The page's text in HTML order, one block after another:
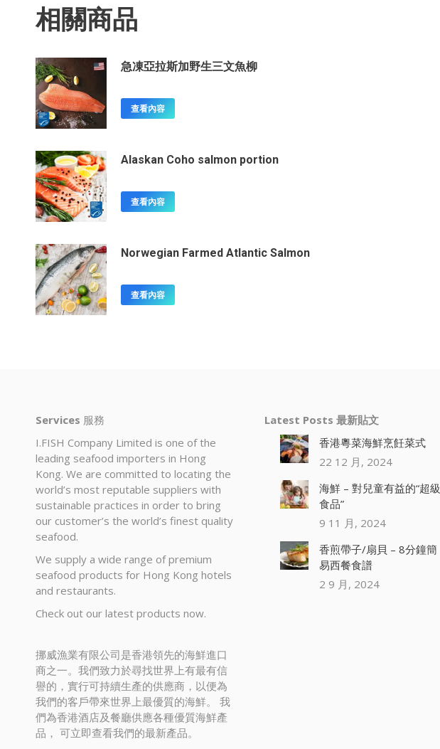
相關商品
急凍亞拉斯加野生三文魚柳
查看內容
Alaskan Coho salmon portion
查看內容
Norwegian Farmed Atlantic Salmon
查看內容
Services 服務
I.FISH Company Limited is one of the
leading seafood importers in Hong
Kong. We are committed to locating the
world’s most reputable suppliers with
sustainable practices in order to bring
our customer’s the world’s finest quality
seafood.
We supply a wide range of premium
seafood products for Hong Kong hotels
and restaurants.
Check out our latest products now.
挪威漁業有限公司是香港領先的海鮮進口
商之一。我們致力於尋找世界上有最有信
譽的，實行可持續生產的供應商，以便為
我們的客戶帶來世界上最優質的海鮮。 我
們為香港酒店及餐廳供應各種優質海鮮產
品， 可立即查看我們的最新產品。
Latest Posts 最新貼文
香港粵菜海鮮烹飪菜式
22 12 月, 2024
海鮮 – 對兒童有益的“超級
食品”
9 11 月, 2024
香煎帶子/扇貝 – 8分鐘簡
易西餐食譜
2 9 月, 2024